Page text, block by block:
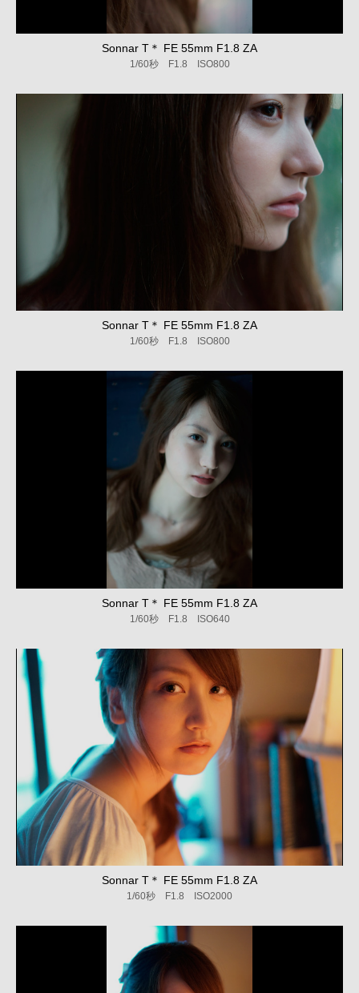
Sonnar T＊ FE 55mm F1.8 ZA
1/60秒 F1.8 ISO800
Sonnar T＊ FE 55mm F1.8 ZA
1/60秒 F1.8 ISO800
Sonnar T＊ FE 55mm F1.8 ZA
1/60秒 F1.8 ISO640
Sonnar T＊ FE 55mm F1.8 ZA
1/60秒 F1.8 ISO2000